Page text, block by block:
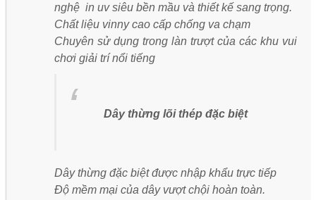
nghệ in uv siêu bền mầu và thiết kế sang trọng.
Chất liệu vinny cao cấp chống va chạm
Chuyên sử dụng trong làn trượt của các khu vui
chơi giải trí nổi tiếng
Dây thừng lõi thép đặc biệt
Dây thừng đặc biệt được nhập khẩu trực tiếp
Độ mềm mại của dây vượt chội hoàn toàn.